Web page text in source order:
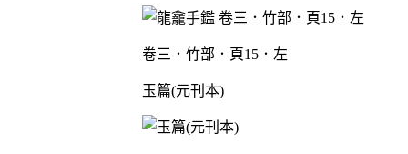
卷三．竹部．頁15．左
玉篇(元刊本)